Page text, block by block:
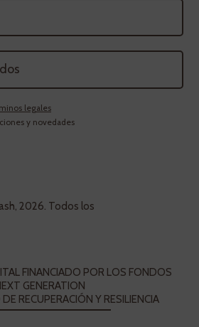
legales
y novedades
2026. Todos los
FINANCIADO POR LOS FONDOS
GENERATION
RECUPERACIÓN Y RESILIENCIA